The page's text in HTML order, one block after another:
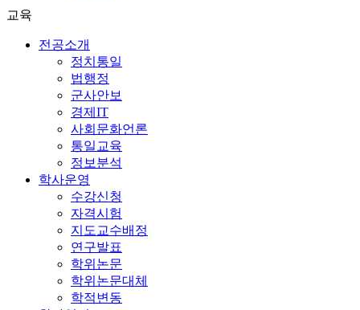
교육
전공소개
정치통일
법행정
군사안보
경제IT
사회문화언론
통일교육
정보분석
학사운영
수강신청
자격시험
지도교수배정
연구발표
학위논문
학위논문대체
학적변동